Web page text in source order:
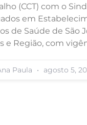
(CCT) com o
em
de Saúde de São
e Região, com
Paula agosto 5,